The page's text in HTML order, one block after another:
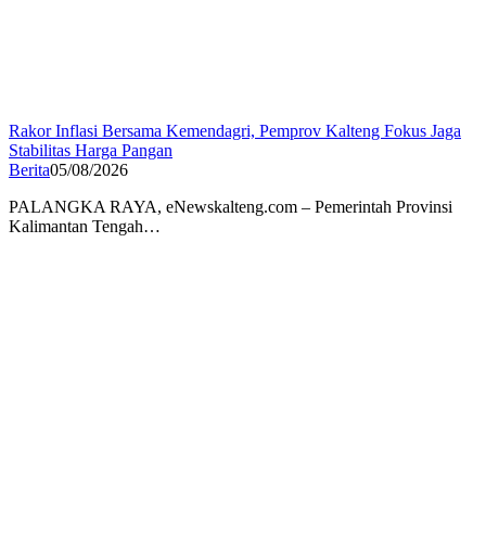
Rakor Inflasi Bersama Kemendagri, Pemprov Kalteng Fokus Jaga
Stabilitas Harga Pangan
Berita05/08/2026
PALANGKA RAYA, eNewskalteng.com – Pemerintah Provinsi
Kalimantan Tengah…